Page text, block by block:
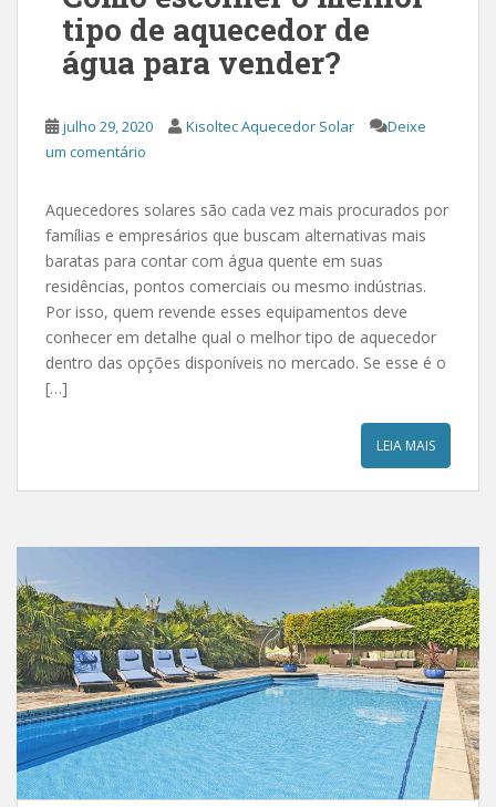
tipo de aquecedor de
água para vender?
julho 29, 2020 Kisoltec Aquecedor Solar
Deixe
um comentário
Aquecedores solares são cada vez mais procurados por
famílias e empresários que buscam alternativas mais
baratas para contar com água quente em suas
residências, pontos comerciais ou mesmo indústrias.
Por isso, quem revende esses equipamentos deve
conhecer em detalhe qual o melhor tipo de aquecedor
dentro das opções disponíveis no mercado. Se esse é o
[…]
LEIA MAIS